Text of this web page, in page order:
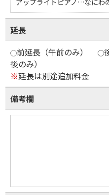
アップライトピアノ…なにわ
延長
前延長（午前のみ）
後のみ）
※延長は別途追加料金
備考欄